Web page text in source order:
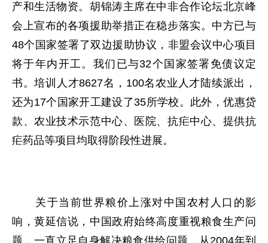
产和生活物资。胡锦涛主席在中非合作论坛北京峰
会上宣布的各项援助举措正在稳步落实。中方已与
48个国家签署了双边援助协议，非盟会议中心项目
将于年内开工。我们已与32个国家签署免债议定
书。培训人才8627名，100名农业人才陆续派出，
还为17个国家开工建设了35所学校。此外，优惠贷
款、农业技术示范中心、医院、抗疟中心、提供抗
疟药品等项目均取得阶段性进展。
关于当前世界粮价上涨对中国农村人口的影
响，黄延信说，中国政府始终高度重视粮食生产问
题，一直立足自身解决粮食供给问题，从2004年到